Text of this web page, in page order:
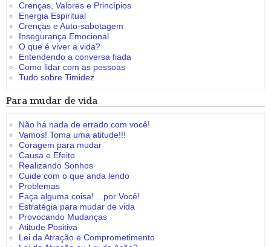
Crenças, Valores e Princípios
Energia Espiritual
Crenças e Auto-sabotagem
Insegurança Emocional
O que é viver a vida?
Entendendo a conversa fiada
Como lidar com as pessoas
Tudo sobre Timidez
Para mudar de vida
Não há nada de errado com você!
Vamos! Toma uma atitude!!!
Coragem para mudar
Causa e Efeito
Realizando Sonhos
Cuide com o que anda lendo
Problemas
Faça alguma coisa! ...por Você!
Estratégia para mudar de vida
Provocando Mudanças
Atitude Positiva
Lei da Atração e Comprometimento